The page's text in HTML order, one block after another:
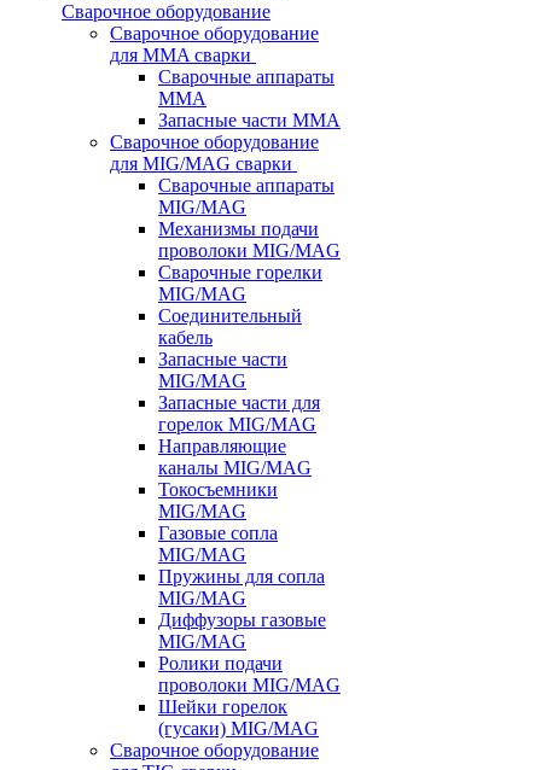
Сварочное оборудование
Сварочное оборудование
для MMA сварки
Сварочные аппараты
MMA
Запасные части MMA
Сварочное оборудование
для MIG/MAG сварки
Сварочные аппараты
MIG/MAG
Механизмы подачи
проволоки MIG/MAG
Сварочные горелки
MIG/MAG
Соединительный
кабель
Запасные части
MIG/MAG
Запасные части для
горелок MIG/MAG
Направляющие
каналы MIG/MAG
Токосъемники
MIG/MAG
Газовые сопла
MIG/MAG
Пружины для сопла
MIG/MAG
Диффузоры газовые
MIG/MAG
Ролики подачи
проволоки MIG/MAG
Шейки горелок
(гусаки) MIG/MAG
Сварочное оборудование